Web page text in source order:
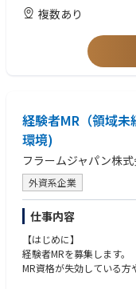
【優遇条件】
整形外科担当経験ある方
MR認定資格(必須),普通
複数あり
経験者MR（領域
環境)
フラームジャパン株
外資系企業
仕事内容
【はじめに】
経験者MRを募集します。
MR資格が失効している方